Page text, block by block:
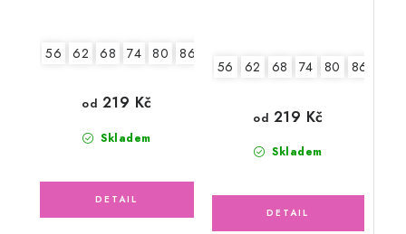
56 62 68 74 80 86
Skladem
od 219 Kč
56 62 68 74 80 86
Skladem
od 219 Kč